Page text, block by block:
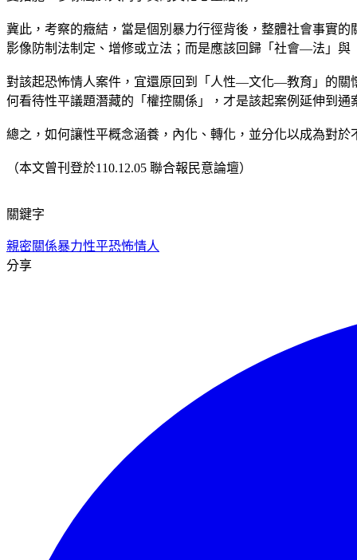
冀此，考察的癥結，當是個別暴力行徑背後，整體社會事實
影像防制法制定、增修或立法；而是應該回歸「社會—法」
對該起恐怖情人案件，宜還原回到「人性—文化—教育」的關
何看待性平議題潛藏的「權控關係」，才是該起案例延伸到
總之，如何讓性平概念涵養，內化、轉化，並分化以成為對
（本文曾刊登於110.12.05 聯合報民意論壇）
關鍵字
親密關係暴力性平恐怖情人
分享